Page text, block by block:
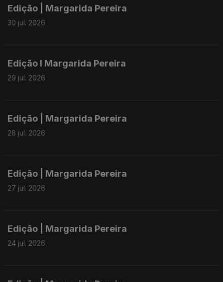
Edição | Margarida Pereira
30 jul. 2026
Edição I Margarida Pereira
29 jul. 2026
Edição | Margarida Pereira
28 jul. 2026
Edição | Margarida Pereira
27 jul. 2026
Edição | Margarida Pereira
24 jul. 2026